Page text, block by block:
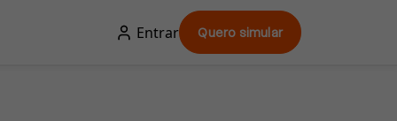
Entrar Quero simular